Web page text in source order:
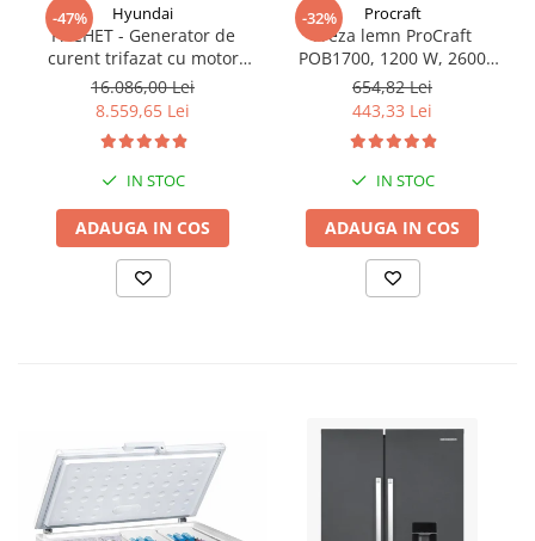
-47% Hyundai
PACHET - Generator de
curent trifazat cu motor
diesel Hyundai DHY8600SE-
T, putere motor 12 CP,
Putere maxima 7.9 kVA,
tensiune 380 / 220 V +
Automatizare trifazata
ATS12-3P
16.086,00 Lei
8.559,65 Lei
IN STOC
ADAUGA IN COS
-32% Procraft
Freza lemn ProCraft
POB1700, 1200 W, 2600
Rpm cu 12 freze pentru
lemn incluse in pachet
654,82 Lei
443,33 Lei
IN STOC
ADAUGA IN COS